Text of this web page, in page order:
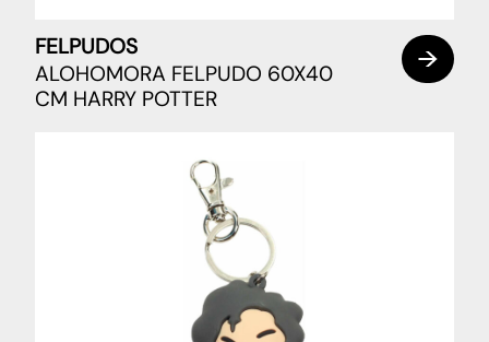
FELPUDOS
ALOHOMORA FELPUDO 60X40
CM HARRY POTTER